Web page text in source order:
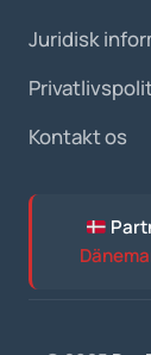
Juridisk
Kontakt os